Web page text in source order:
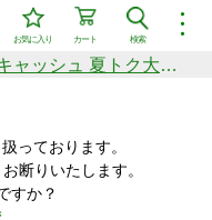
︙
検索
カート
お気に入り
リーズ
着セール中商品
総額50万円分が当たる！ビットキャッシュ 夏トク大感謝祭
っております。
断りいたします。
すか？